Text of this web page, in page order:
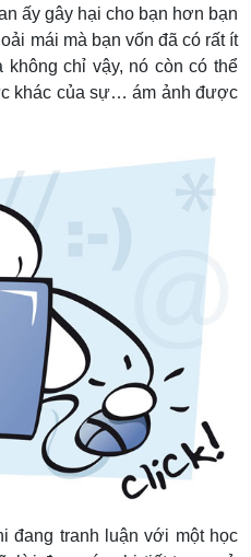
ấy gây hại cho bạn hơn bạn
mái mà bạn vốn đã có rất ít
chỉ vậy, nó còn có thể
khác của sự… ám ảnh được
đang tranh luận với một học